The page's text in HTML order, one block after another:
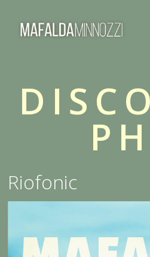
Riofonic